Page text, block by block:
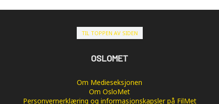
TIL TOPPEN AV SIDEN
OSLOMET
Om Medieseksjonen
Om OsloMet
Personvernerklæring og informasjonskapsler på FilMet